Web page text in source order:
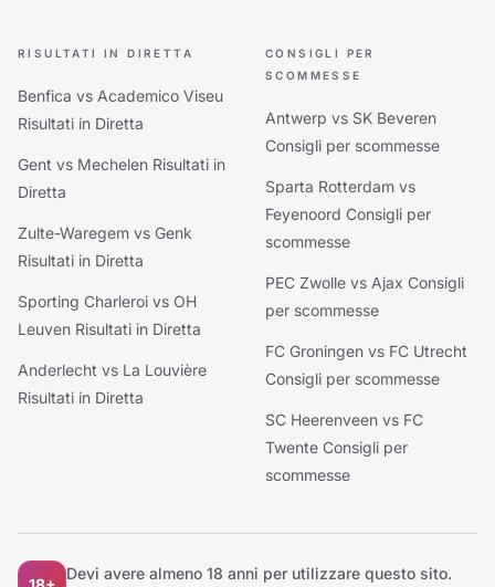
RISULTATI IN DIRETTA
Benfica vs Academico Viseu
Risultati in Diretta
Gent vs Mechelen Risultati in
Diretta
Zulte-Waregem vs Genk
Risultati in Diretta
Sporting Charleroi vs OH
Leuven Risultati in Diretta
Anderlecht vs La Louvière
Risultati in Diretta
CONSIGLI PER
SCOMMESSE
Antwerp vs SK Beveren
Consigli per scommesse
Sparta Rotterdam vs
Feyenoord Consigli per
scommesse
PEC Zwolle vs Ajax Consigli
per scommesse
FC Groningen vs FC Utrecht
Consigli per scommesse
SC Heerenveen vs FC
Twente Consigli per
scommesse
Devi avere almeno 18 anni per utilizzare questo sito.